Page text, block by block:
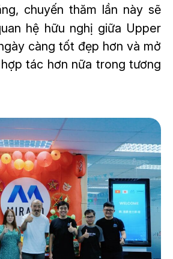
chuyến thăm lần này sẽ
hệ hữu nghị giữa Upper
càng tốt đẹp hơn và mở
tác hơn nữa trong tương